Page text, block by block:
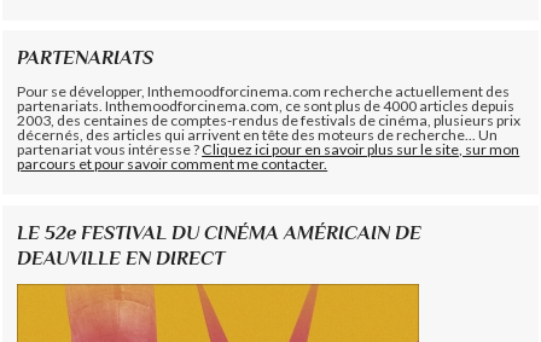
PARTENARIATS
Pour se développer, Inthemoodforcinema.com recherche actuellement des
partenariats. Inthemoodforcinema.com, ce sont plus de 4000 articles depuis
2003, des centaines de comptes-rendus de festivals de cinéma, plusieurs prix
décernés, des articles qui arrivent en tête des moteurs de recherche... Un
partenariat vous intéresse ?Cliquez ici pour en savoir plus sur le site, sur mon
parcours et pour savoir comment me contacter.
LE 52e FESTIVAL DU CINÉMA AMÉRICAIN DE
DEAUVILLE EN DIRECT